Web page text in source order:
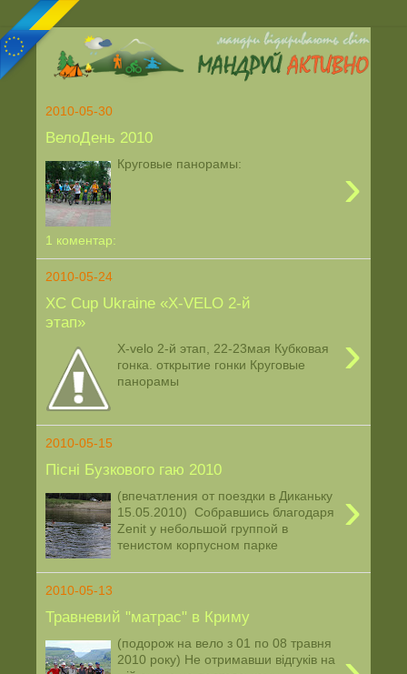
2010-05-30
ВелоДень 2010
›
Круговые панорамы:
1 коментар:
2010-05-24
XC Cup Ukraine «Х-VELO 2-й
этап»
›
X-velo 2-й этап, 22-23мая Кубковая
гонка. открытие гонки Круговые
панорамы
2010-05-15
Пісні Бузкового гаю 2010
›
(впечатления от поездки в Диканьку
15.05.2010) Собравшись благодаря
Zenit у небольшой группой в
тенистом корпусном парке
2010-05-13
Травневий "матрас" в Криму
(подорож на вело з 01 по 08 травня
2010 року) Не отримавши відгуків на